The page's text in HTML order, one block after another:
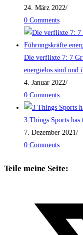
24. März 2022/
0 Comments
Die verflixte 7: 7
energielos sind und
4. Januar 2022/
0 Comments
3 Things Sports
7. Dezember 2021/
0 Comments
Teile meine Seite: